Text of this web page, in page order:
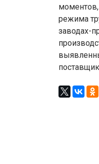
режима
заводах-